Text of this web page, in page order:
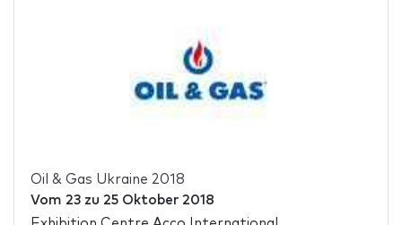
Oil & Gas Ukraine 2018
Vom 23zu 25 Oktober 2018